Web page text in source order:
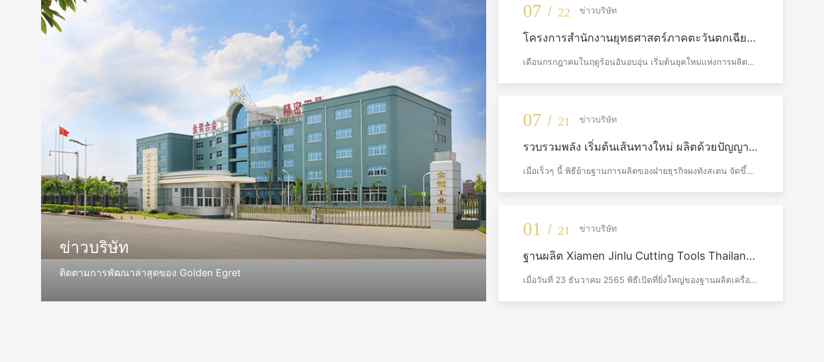
ข่าวบริษัท
ติดตามการพัฒนาล่าสุดของ Golden Egret
07 / 22 ข่าวบริษัท
โครงการสำนักงานยุทธศาสตร์ภาคตะวันตกเฉียง
ใต้ของเซี่ยเมียนจินลู่ เครื่องมือตัดเฉือน เริ่ม
ก่อสร้างอย่างเป็นทางการที่วินจียง ด้วยเงินลงทุน
รวม 1,050 ล้านหยวน
เดือนกรกฎาคมในฤดูร้อนอันอบอุ่น เริ่มต้นยุคใหม่แห่งการผลิต
ยิ่งใหญ่ที่เขตวินจียง เมืองเฉิงตู
07 / 21 ข่าวบริษัท
รวบรวมพลัง เริ่มต้นเส้นทางใหม่ ผลิตด้วยปัญญา
สู่ตลาดโลก – พิธีย้ายฐานการผลิตตงฟู ไฮฉาง
ฝ่ายธุรกิจผงทังสเตน จัดขึ้น
เมื่อเร็วๆ นี้ พิธีย้ายฐานการผลิตของฝ่ายธุรกิจผงทังสเตน จัดขึ้นที่
ชิวเว่ย ผู้จัดการทั่วไปฝ่ายธุรกิจอัลลอยที่ 2 และผู้บริหารอื่นๆ
พนักงานแกนหลักจากทุกแผนกภายในฝ่ายธุรกิจร่วมเป็นสักขี
กล่าวดำเนินรายการโดย จางเสี่ยวหลาน ผู้อำนวยการฝ่ายการ
ตลาด ฝ่ายธุรกิจผงทังสเตน
01 / 21 ข่าวบริษัท
ฐานผลิต Xiamen Jinlu Cutting Tools Thailand
เปิดอย่างเป็นทางการ ซึ่งเป็นบทใหม่ในการขยาย
เมื่อวันที่ 23 ธันวาคม 2565 พิธีเปิดที่ยิ่งใหญ่ของฐานผลิตเครื่อง